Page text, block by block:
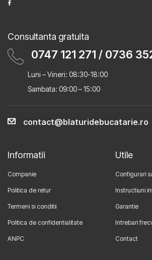
Consultanta gratuita
0747 121 271 / 0736
Luni – Vineri: 08:30-18:00
Sambata: 09:00 – 15:00
contact@blaturidebucatarie.ro
Informatii
Companie
Politica de retur
Termeni si conditii
Politica de confidentialitate
ANPC
Utile
Configurari
Instructiuni
Garantie
Intrebari
Contact